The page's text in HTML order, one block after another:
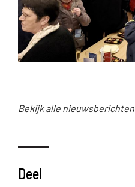
Bekijk alle nieuwsberichten
Deel